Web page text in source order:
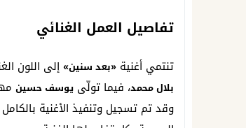
تفاصيل العمل الغنائي
تنتمي أغنية «بعد سنين» إلى اللون
بلال محمد، فيما تولّى يوسف حسين
وقد تم تسجيل وتنفيذ الأغنية